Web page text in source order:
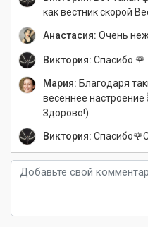
как вестник скорой
Анастасия: Очень
Виктория: Спасибо 🌹
Мария: Благодаря
весеннее настроение
Здорово!)
Виктория: